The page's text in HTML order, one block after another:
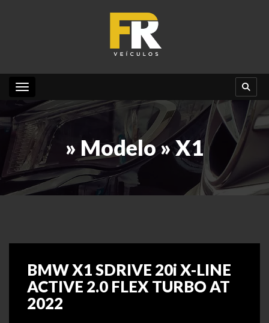
Toggle navigation
» Modelo » X1
BMW X1 SDRIVE 20i X-LINE
ACTIVE 2.0 FLEX TURBO AT
2022